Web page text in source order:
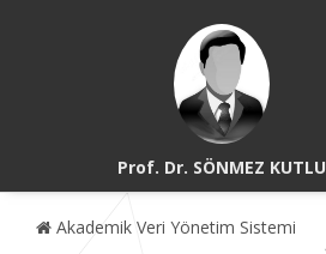
Prof. Dr. SÖNMEZ KUTLU
Akademik Veri Yönetim Sistemi